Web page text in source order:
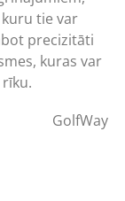
tie var
precizitāti
kuras var
GolfWay